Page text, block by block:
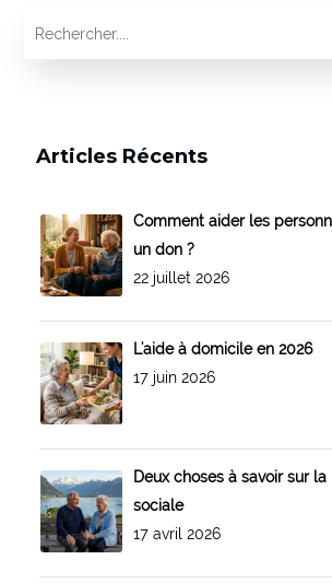
Articles Récents
Comment aider les
un don ?
22 juillet 2026
L'aide à domicile en 2026
17 juin 2026
Deux choses à savoir sur
sociale
17 avril 2026